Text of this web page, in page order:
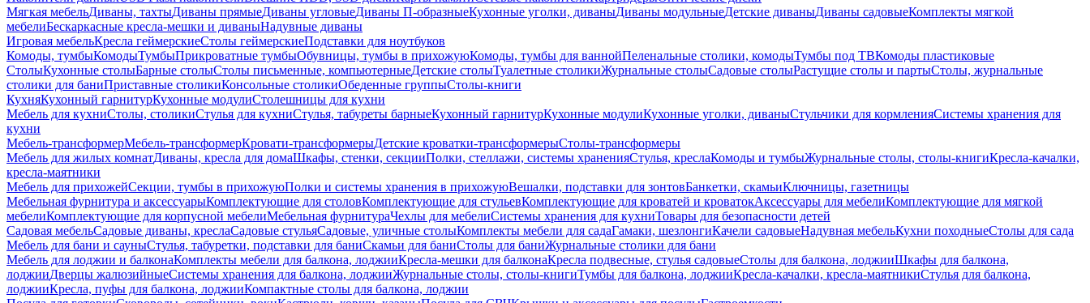
Мягкая мебельДиваны, тахтыДиваны прямыеДиваны угловыеДиваны П-образныеКухонные уголки, диваныДиваны модульныеДетские диваныДиваны садовыеКомплекты мягкой
мебелиБескаркасные кресла-мешки и диваныНадувные диваны
Игровая мебельКресла геймерскиеСтолы геймерскиеПодставки для ноутбуков
Комоды, тумбыКомодыТумбыПрикроватные тумбыОбувницы, тумбы в прихожуюКомоды, тумбы для ваннойПеленальные столики, комодыТумбы под ТВКомоды пластиковые
СтолыКухонные столыБарные столыСтолы письменные, компьютерныеДетские столыТуалетные столикиЖурнальные столыСадовые столыРастущие столы и партыСтолы, журнальные
столики для баниПриставные столикиКонсольные столикиОбеденные группыСтолы-книги
КухняКухонный гарнитурКухонные модулиСтолешницы для кухни
Мебель для кухниСтолы, столикиСтулья для кухниСтулья, табуреты барныеКухонный гарнитурКухонные модулиКухонные уголки, диваныСтульчики для кормленияСистемы хранения для
кухни
Мебель-трансформерМебель-трансформерКровати-трансформерыДетские кроватки-трансформерыСтолы-трансформеры
Мебель для жилых комнатДиваны, кресла для домаШкафы, стенки, секцииПолки, стеллажи, системы храненияСтулья, креслаКомоды и тумбыЖурнальные столы, столы-книгиКресла-качалки,
кресла-маятники
Мебель для прихожейСекции, тумбы в прихожуюПолки и системы хранения в прихожуюВешалки, подставки для зонтовБанкетки, скамьиКлючницы, газетницы
Мебельная фурнитура и аксессуарыКомплектующие для столовКомплектующие для стульевКомплектующие для кроватей и кроватокАксессуары для мебелиКомплектующие для мягкой
мебелиКомплектующие для корпусной мебелиМебельная фурнитураЧехлы для мебелиСистемы хранения для кухниТовары для безопасности детей
Садовая мебельСадовые диваны, креслаСадовые стульяСадовые, уличные столыКомплекты мебели для садаГамаки, шезлонгиКачели садовыеНадувная мебельКухни походныеСтолы для сада
Мебель для бани и сауныСтулья, табуретки, подставки для баниСкамьи для баниСтолы для баниЖурнальные столики для бани
Мебель для лоджии и балконаКомплекты мебели для балкона, лоджииКресла-мешки для балконаКресла подвесные, стулья садовыеСтолы для балкона, лоджииШкафы для балкона,
лоджииДверцы жалюзийныеСистемы хранения для балкона, лоджииЖурнальные столы, столы-книгиТумбы для балкона, лоджииКресла-качалки, кресла-маятникиСтулья для балкона,
лоджииКресла, пуфы для балкона, лоджииКомпактные столы для балкона, лоджии